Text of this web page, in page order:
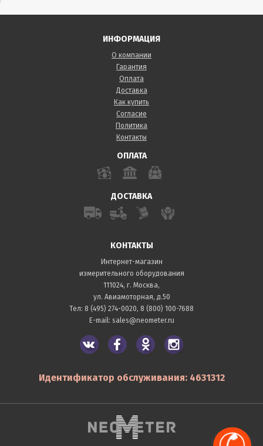
ИНФОРМАЦИЯ
О компании
Гарантия
Оплата
Доставка
Как купить
Согласие
Политика
Контакты
ОПЛАТА
ДОСТАВКА
КОНТАКТЫ
Интернет-магазин
измерительного оборудования
111024, г. Москва,
ул. Авиамоторная, д.50
Тел: 8 (495) 274-0020, 8 (800) 100-7688
E-mail: sales@neometer.ru
Идентификатор обслуживания: 4631312